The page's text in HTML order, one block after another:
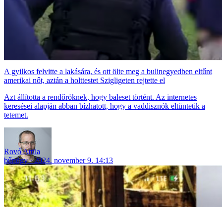
A gyilkos felvitte a lakására, és ott ölte meg a bulinegyedben eltűnt
amerikai nőt, aztán a holttestet Szigligeten rejtette el
Azt állította a rendőröknek, hogy baleset történt. Az internetes
keresései alapján abban bízhatott, hogy a vaddisznók eltüntetik a
tetemet.
Rovó Attila
bűnügy
2024. november 9. 14:13